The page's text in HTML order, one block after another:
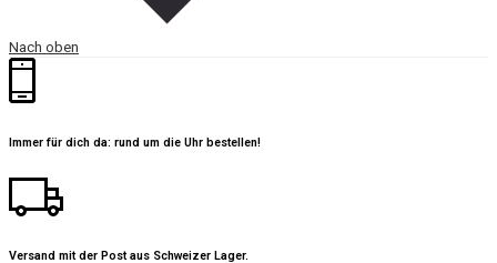
Nach oben
Immer für dich da: rund um die Uhr bestellen!
Versand mit der Post aus Schweizer Lager.